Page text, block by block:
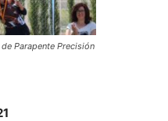
Parapente Precisión